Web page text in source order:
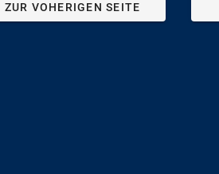
ZUR VOHERIGEN SEITE